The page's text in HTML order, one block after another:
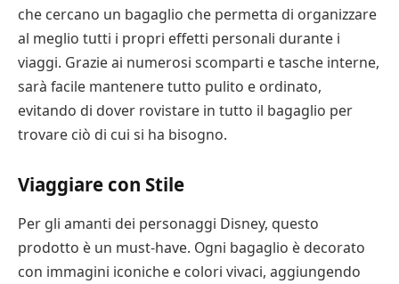
che cercano un bagaglio che permetta di organizzare
al meglio tutti i propri effetti personali durante i
viaggi. Grazie ai numerosi scomparti e tasche interne,
sarà facile mantenere tutto pulito e ordinato,
evitando di dover rovistare in tutto il bagaglio per
trovare ciò di cui si ha bisogno.
Viaggiare con Stile
Per gli amanti dei personaggi Disney, questo
prodotto è un must-have. Ogni bagaglio è decorato
con immagini iconiche e colori vivaci, aggiungendo